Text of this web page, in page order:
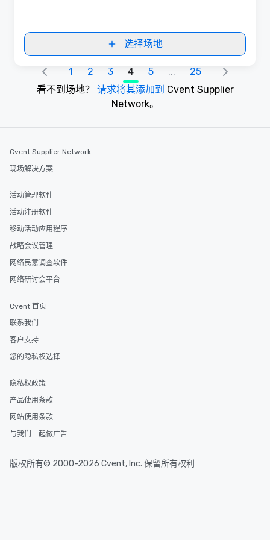
选择场地
1 2 3 4 5 ...
25
看不到场地？
请求将其添加到 Cvent Supplier
Network。
Cvent Supplier Network
现场解决方案
活动管理软件
活动注册软件
移动活动应用程序
战略会议管理
网络民意调查软件
网络研讨会平台
Cvent 首页
联系我们
客户支持
您的隐私权选择
隐私权政策
产品使用条款
网站使用条款
与我们一起做广告
版权所有© 2000-2026 Cvent, Inc. 保留所有权利